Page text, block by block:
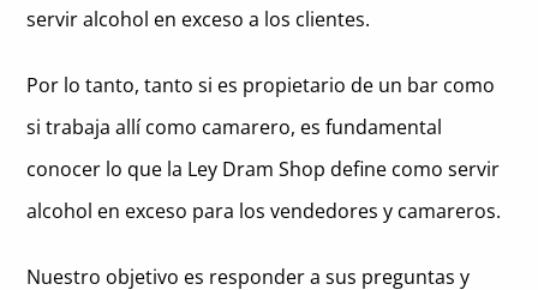
servir alcohol en exceso a los clientes.
Por lo tanto, tanto si es propietario de un bar como
si trabaja allí como camarero, es fundamental
conocer lo que la Ley Dram Shop define como servir
alcohol en exceso para los vendedores y camareros.
Nuestro objetivo es responder a sus preguntas y